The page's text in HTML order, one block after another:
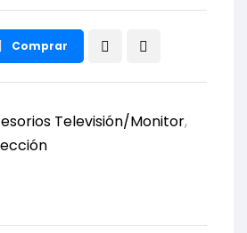
Comprar
Televisión/Monitor,